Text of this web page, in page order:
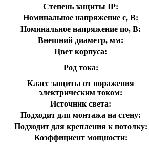
Степень защиты IP:
Номинальное напряжение с, В:
Номинальное напряжение по, В:
Внешний диаметр, мм:
Цвет корпуса:
Род тока:
Класс защиты от поражения
электрическим током:
Источник света:
Подходит для монтажа на стену:
Подходит для крепления к потолку:
Коэффициент мощности: